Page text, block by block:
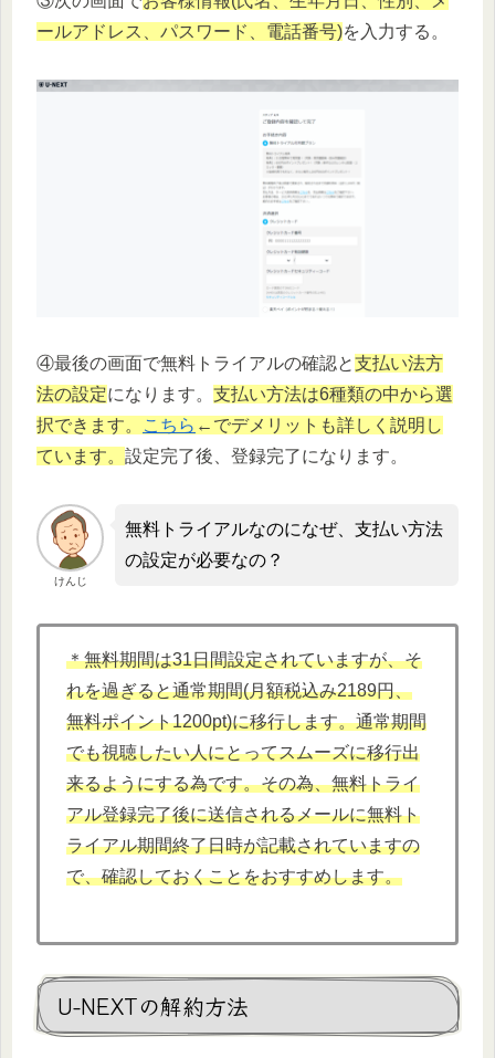
ールアドレス、パスワード、電話番号)を入力する。
④最後の画面で無料トライアルの確認と支払い法方
法の設定になります。 支払い方法は6種類の中から選
択できます。
こちら ←でデメリットも詳しく説明し
ています。 設定完了後、登録完了になります。
けんじ
無料トライアルなのになぜ、支払い方法
の設定が必要なの？
＊無料期間は31日間設定されていますが、そ
れを過ぎると通常期間(月額税込み2189円、
無料ポイント1200pt)に移行します。通常期間
でも視聴したい人にとってスムーズに移行出
来るようにする為です。その為、無料トライ
アル登録完了後に送信されるメールに無料ト
ライアル期間終了日時が記載されていますの
で、確認しておくことをおすすめします。
U-NEXTの解約方法